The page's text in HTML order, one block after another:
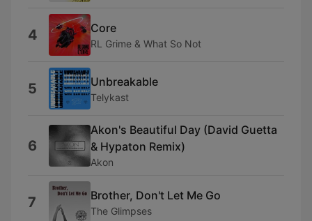
4 Core
RL Grime & What So Not
5 Unbreakable
Telykast
6
Akon's Beautiful Day (David Guetta
& Hypaton Remix)
Akon
7 Brother, Don't Let Me Go
The Glimpses